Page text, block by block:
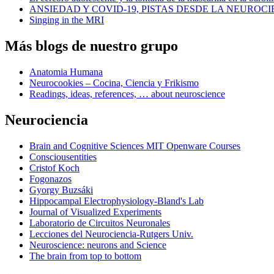
ANSIEDAD Y COVID-19, PISTAS DESDE LA
Singing in the MRI
Más blogs de nuestro grupo
Anatomia Humana
Neurocookies – Cocina, Ciencia y Frikismo
Readings, ideas, references, … about neuroscience
Neurociencia
Brain and Cognitive Sciences MIT Openware Courses
Consciousentities
Cristof Koch
Fogonazos
Gyorgy Buzsáki
Hippocampal Electrophysiology-Bland's Lab
Journal of Visualized Experiments
Laboratorio de Circuitos Neuronales
Lecciones del Neurociencia-Rutgers Univ.
Neuroscience: neurons and Science
The brain from top to bottom